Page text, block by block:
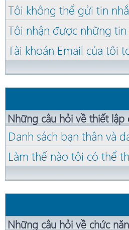
Tôi không thể gửi tin
Tôi nhận được những
Tài khoản Email của tôi
Những câu hỏi về thiết
Danh sách bạn thân và
Làm thế nào tôi có thể
Những câu hỏi về chức